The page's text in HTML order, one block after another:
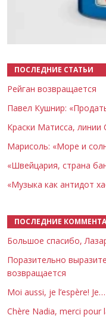
ПОСЛЕДНИЕ СТАТЬИ
Рейган возвращается
Павел Кушнир:
Краски Матисса, линии
Марисоль: «Море и
«Швейцария, страна
«Музыка как антидот
ПОСЛЕДНИЕ
Большое спасибо,
Поразительно
возвращается
Moi aussi, je l’espère! Je…
Chère Nadia, merci pour